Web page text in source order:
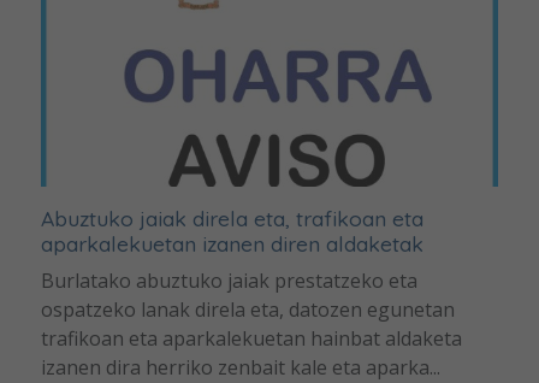
Abuztuko jaiak direla eta, trafikoan eta
aparkalekuetan izanen diren aldaketak
Burlatako abuztuko jaiak prestatzeko eta
ospatzeko lanak direla eta, datozen egunetan
trafikoan eta aparkalekuetan hainbat aldaketa
izanen dira herriko zenbait kale eta aparka...